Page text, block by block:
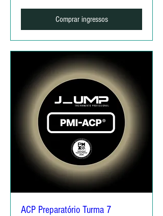
Comprar ingressos
ACP Preparatório Turma 7